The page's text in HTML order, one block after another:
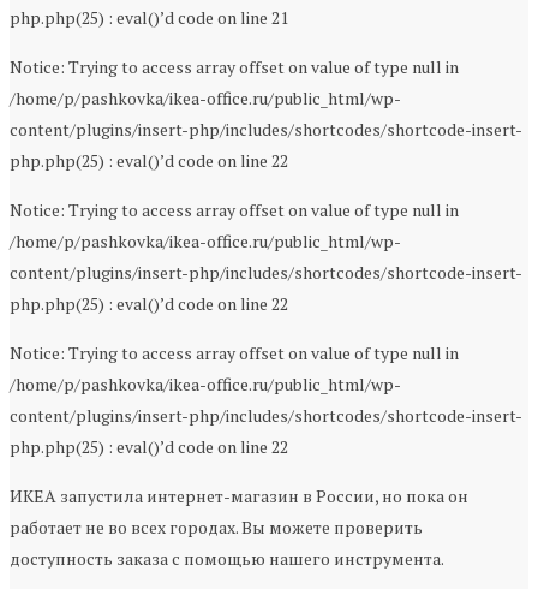
php.php(25) : eval()’d code on line 21
Notice: Trying to access array offset on value of type null in
/home/p/pashkovka/ikea-office.ru/public_html/wp-
content/plugins/insert-php/includes/shortcodes/shortcode-insert-
php.php(25) : eval()’d code on line 22
Notice: Trying to access array offset on value of type null in
/home/p/pashkovka/ikea-office.ru/public_html/wp-
content/plugins/insert-php/includes/shortcodes/shortcode-insert-
php.php(25) : eval()’d code on line 22
Notice: Trying to access array offset on value of type null in
/home/p/pashkovka/ikea-office.ru/public_html/wp-
content/plugins/insert-php/includes/shortcodes/shortcode-insert-
php.php(25) : eval()’d code on line 22
ИКЕА запустила интернет-магазин в России, но пока он
работает не во всех городах. Вы можете проверить
доступность заказа с помощью нашего инструмента.